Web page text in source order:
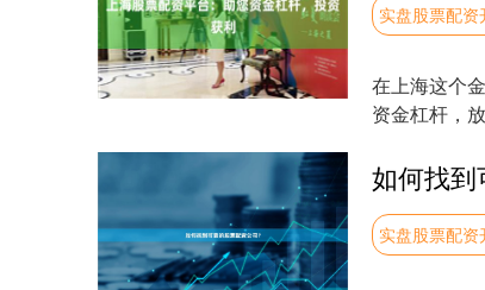
实盘股票配资
在上海这个
资金杠杆，
如何找到
实盘股票配资